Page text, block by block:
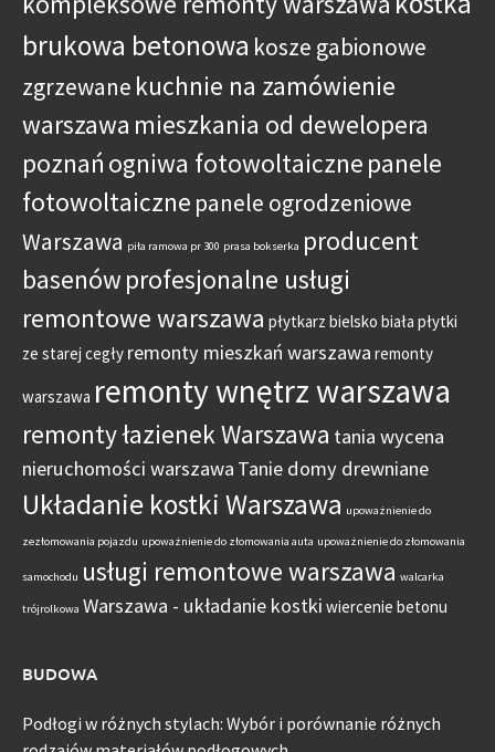
brukowa betonowa kosze gabionowe
zgrzewane kuchnie na zamówienie
warszawa mieszkania od dewelopera
poznań ogniwa fotowoltaiczne panele
fotowoltaiczne panele ogrodzeniowe
Warszawa piła ramowa pr 300 prasa bokserka producent
basenów profesjonalne usługi
remontowe warszawa płytkarz bielsko biała płytki
ze starej cegły remonty mieszkań warszawa remonty
warszawa remonty wnętrz warszawa
remonty łazienek Warszawa tania wycena
nieruchomości warszawa Tanie domy drewniane
Układanie kostki Warszawa upoważnienie do
zezłomowania pojazdu upoważnienie do złomowania auta upoważnienie do złomowania
samochodu usługi remontowe warszawa walcarka
trójrolkowa Warszawa - układanie kostki wiercenie betonu
BUDOWA
Podłogi w różnych stylach: Wybór i porównanie różnych